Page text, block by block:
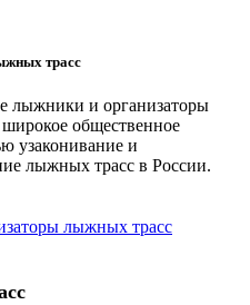
трасс
лыжники и организаторы
общественное
узаконивание и
лыжных трасс в России.